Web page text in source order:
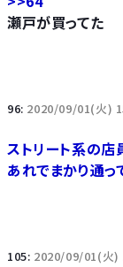
瀬戸が買ってた
96: 2020/09/01(火)
ストリート系の店
あれでまかり通
105: 2020/09/01(火